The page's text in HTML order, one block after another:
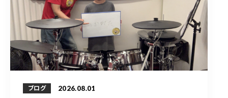
ブログ 2026.08.01